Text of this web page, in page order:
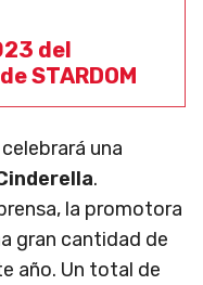
del
STARDOM
celebrará una
.
la promotora
gran cantidad de
año. Un total de